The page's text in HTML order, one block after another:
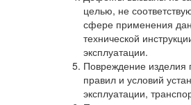
целью, не
сфере применения
технической
эксплуатации.
Повреждение
правил и условий
эксплуатации,